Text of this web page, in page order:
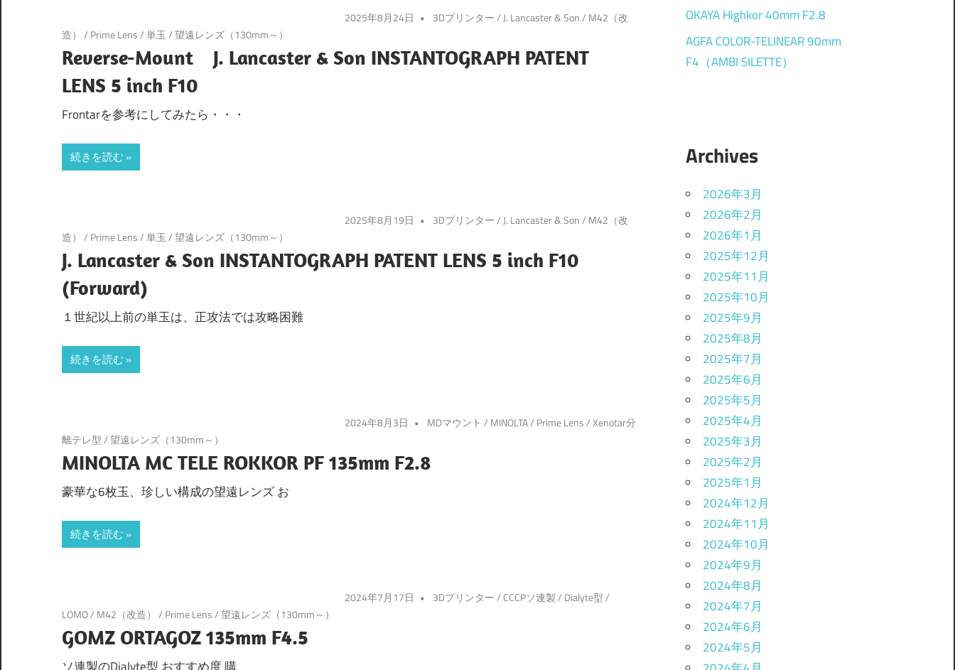
2025年8月24日 3Dプリンター/ J. Lancaster & Son/ M42（改
造） / Prime Lens/単玉 /望遠レンズ（130mm～）
Reverse-Mount J. Lancaster & Son INSTANTOGRAPH PATENT
LENS 5 inch F10
Frontarを参考にしてみたら・・・
続きを読む
2025年8月19日 3Dプリンター/ J. Lancaster & Son/ M42（改
造） / Prime Lens/単玉 /望遠レンズ（130mm～）
J. Lancaster & Son INSTANTOGRAPH PATENT LENS 5 inch F10
(Forward)
１世紀以上前の単玉は、正攻法では攻略困難
続きを読む
2024年8月3日 MDマウント / MINOLTA/ Prime Lens/Xenotar分
離テレ型/望遠レンズ（130mm～）
MINOLTA MC TELE ROKKOR PF 135mm F2.8
豪華な6枚玉、珍しい構成の望遠レンズ お
続きを読む
2024年7月17日 3Dプリンター/ CCCPソ連製/ Dialyte型/
LOMO/ M42（改造） / Prime Lens/望遠レンズ（130mm～）
GOMZ ORTAGOZ 135mm F4.5
OKAYA Highkor 40mm F2.8
AGFA COLOR-TELINEAR 90mm
F4（AMBI SILETTE）
Archives
2026年3月
2026年2月
2026年1月
2025年12月
2025年11月
2025年10月
2025年9月
2025年8月
2025年7月
2025年6月
2025年5月
2025年4月
2025年3月
2025年2月
2025年1月
2024年12月
2024年11月
2024年10月
2024年9月
2024年8月
2024年7月
2024年6月
2024年5月